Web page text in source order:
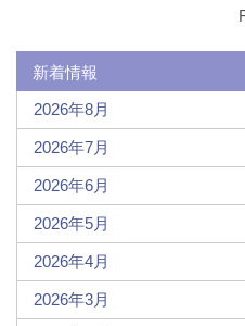
FAX:084-
新着情報
2026年8月
2026年7月
2026年6月
2026年5月
2026年4月
2026年3月